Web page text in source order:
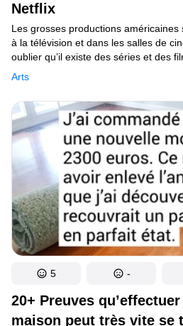
Netflix
Arts
Les grosses productions américaines
à la télévision et dans les salles de
oublier qu’il existe des séries et des
pays qui valent aussi la peine. C’est
japonaises, traitant de thèmes variés
intéressantes qui accrochent dès le
20+ Preuves
maison peut très vite se
5 -